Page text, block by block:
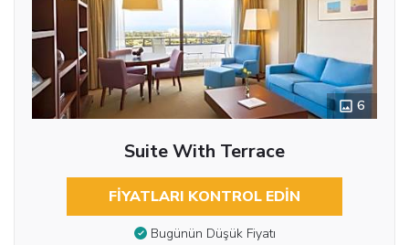
6
Suite With Terrace
FIYATLARI KONTROL EDIN
Bugünün Düşük Fiyatı